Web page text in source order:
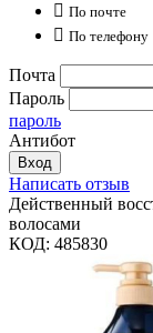
 По почте
 По телефону
Почта
Пароль
пароль
Антибот
Вход
Написать отзыв
Действенный
волосами
КОД: 485830